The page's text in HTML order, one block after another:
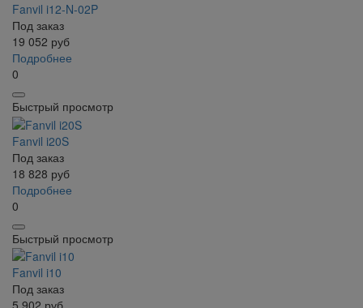
Fanvil i12-N-02P
Под заказ
19 052 руб
Подробнее
0
Быстрый просмотр
Fanvil i20S
Под заказ
18 828 руб
Подробнее
0
Быстрый просмотр
Fanvil i10
Под заказ
5 902 руб